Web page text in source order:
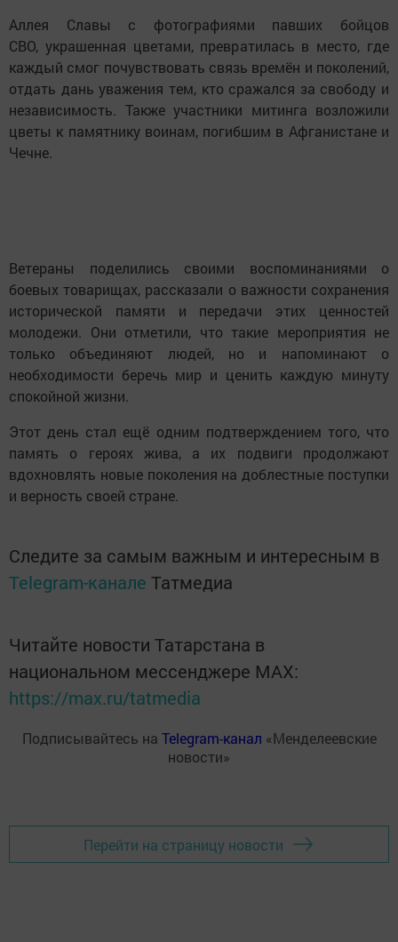
Аллея Славы с фотографиями павших бойцов
СВО, украшенная цветами, превратилась в место, где
каждый смог почувствовать связь времён и поколений,
отдать дань уважения тем, кто сражался за свободу и
независимость. Также участники митинга возложили
цветы к памятнику воинам, погибшим в Афганистане и
Чечне.
Ветераны поделились своими воспоминаниями о
боевых товарищах, рассказали о важности сохранения
исторической памяти и передачи этих ценностей
молодежи. Они отметили, что такие мероприятия не
только объединяют людей, но и напоминают о
необходимости беречь мир и ценить каждую минуту
спокойной жизни.
Этот день стал ещё одним подтверждением того, что
память о героях жива, а их подвиги продолжают
вдохновлять новые поколения на доблестные поступки
и верность своей стране.
Следите за самым важным и интересным в
Telegram-канале Татмедиа
Читайте новости Татарстана в
национальном мессенджере MАХ:
https://max.ru/tatmedia
Подписывайтесь на Telegram-канал «Менделеевские
новости»
Перейти на страницу новости